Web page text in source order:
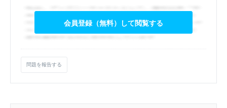
会員登録（無料）して閲覧する
問題を報告する